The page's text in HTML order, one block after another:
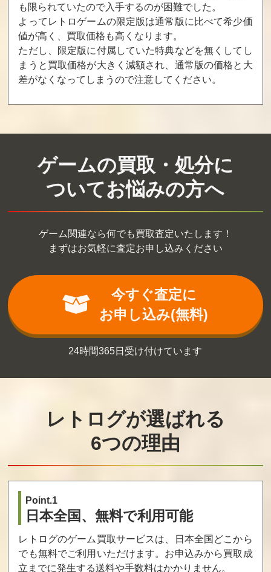
439 430 400
ファントムダス
ト
買取価格
SCARLET NEXU
S
買取価格
ファントムクラ
ッシュ
買取価格
買取価格
400
（初回限定版）
買取価格
393
TION 紅
買取価格
買取価格
ブレイクダウ
ン cero15
買取価格
312
SWAT:Global Str
ike Team
買取価格
パンツァードラ
パンツァードラ
タ （プラチナ
エッグマニア
買取価格
206
エグザスケルト
ン
買取価格 買取価格
WWE RAW（LI
MITED EDITIO
N）
ぷらすぷらむ2
も限られていたので入手するのが困難でした。
よってレトロゲームの限定版は通常版に比べて希少価
値が高く、買取価格も高くなります。
ただし、限定版に付属していた特典などを無くしてし
まうと買取価格が大きく減額され、通常版の価格と大
差がなくなってしまうので注意してください。
ゲームの買取・処分に
ついてお悩みの方へ
ゲーム関連なら何でも買取査定いたします！
まずはお気軽に査定お申し込みください
今すぐ査定に
お申し込み(無料)
24時間365日受け付けています
レトログが選ばれる
6つの理由
Point.1
日本全国、無料で利用可能
レトログのゲーム買取サービスは、日本全国どこから
でも無料でご利用いただけます。お申込みから買取成
立までに発生する送料や手数料はかかりません。